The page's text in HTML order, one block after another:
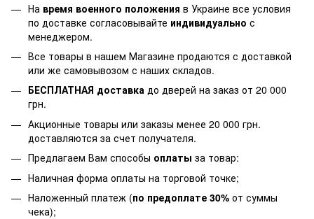
На время военного положения в Украине все условия
по доставке согласовывайте индивидуально с
менеджером.
Все товары в нашем Магазине продаются с доставкой
или же самовывозом с наших складов.
БЕСПЛАТНАЯ доставка до дверей на заказ от 20 000
грн.
Акционные товары или заказы менее 20 000 грн.
доставляются за счет получателя.
Предлагаем Вам способы оплаты за товар:
Наличная форма оплаты на торговой точке;
Наложенный платеж (по предоплате 30% от суммы
чека);